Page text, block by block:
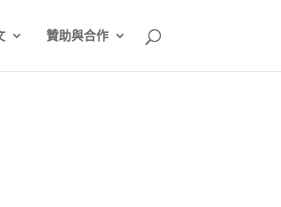
贊助與合作